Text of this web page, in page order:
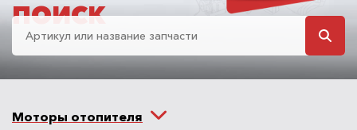
ПОИСК
Моторы отопителя